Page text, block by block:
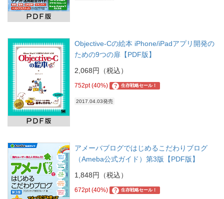
Objective-Cの絵本 iPhone/iPadアプリ開発の
ための9つの扉【PDF版】
2,068円（税込）
752pt (40%) ? 生存戦略セール！
2017.04.03発売
アメーバブログではじめるこだわりブログ
（Ameba公式ガイド）第3版【PDF版】
1,848円（税込）
672pt (40%) ? 生存戦略セール！